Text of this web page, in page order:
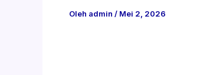
Oleh admin / Mei 2, 2026